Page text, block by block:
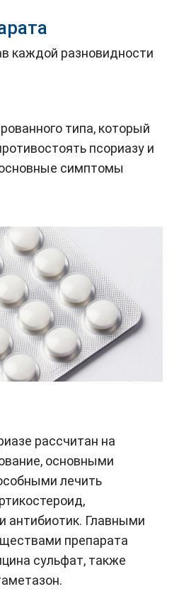
каждой разновидности
типа, который
псориазу и
симптомы
рассчитан на
основными
лечить
антибиотик. Главными
препарата
сульфат, также